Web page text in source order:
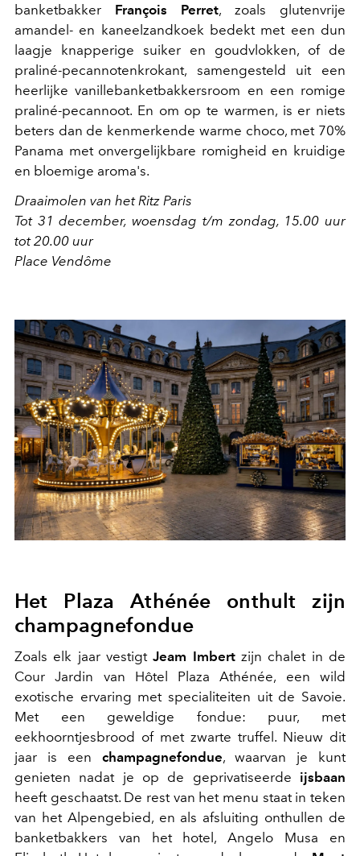
banketbakker François Perret, zoals glutenvrije
amandel- en kaneelzandkoek bedekt met een dun
laagje knapperige suiker en goudvlokken, of de
praliné-pecannotenkrokant, samengesteld uit een
heerlijke vanillebanketbakkersroom en een romige
praliné-pecannoot. En om op te warmen, is er niets
beters dan de kenmerkende warme choco, met 70%
Panama met onvergelijkbare romigheid en kruidige
en bloemige aroma's.
Draaimolen van het Ritz Paris
Tot 31 december, woensdag t/m zondag, 15.00 uur
tot 20.00 uur
Place Vendôme
Het Plaza Athénée onthult zijn
champagnefondue
Zoals elk jaar vestigtJeam Imbertzijn chalet in de
Cour Jardin van Hôtel Plaza Athénée, een wild
exotische ervaring met specialiteiten uit de Savoie.
Met een geweldige fondue: puur, met
eekhoorntjesbrood of met zwarte truffel. Nieuw dit
jaar is een champagnefondue, waarvan je kunt
genieten nadat je op de geprivatiseerde ijsbaan
heeft geschaatst. De rest van het menu staat in teken
van het Alpengebied, en als afsluiting onthullen de
banketbakkers van het hotel, Angelo Musa en